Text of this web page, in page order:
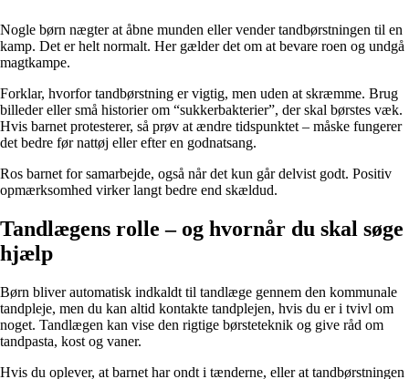
Nogle børn nægter at åbne munden eller vender tandbørstningen til en
kamp. Det er helt normalt. Her gælder det om at bevare roen og undgå
magtkampe.
Forklar, hvorfor tandbørstning er vigtig, men uden at skræmme. Brug
billeder eller små historier om “sukkerbakterier”, der skal børstes væk.
Hvis barnet protesterer, så prøv at ændre tidspunktet – måske fungerer
det bedre før nattøj eller efter en godnatsang.
Ros barnet for samarbejde, også når det kun går delvist godt. Positiv
opmærksomhed virker langt bedre end skældud.
Tandlægens rolle – og hvornår du skal søge
hjælp
Børn bliver automatisk indkaldt til tandlæge gennem den kommunale
tandpleje, men du kan altid kontakte tandplejen, hvis du er i tvivl om
noget. Tandlægen kan vise den rigtige børsteteknik og give råd om
tandpasta, kost og vaner.
Hvis du oplever, at barnet har ondt i tænderne, eller at tandbørstningen